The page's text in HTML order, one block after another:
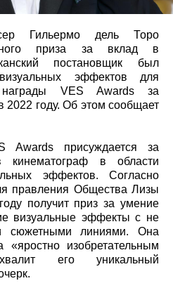
Гильермо дель Торо
приза за вклад в
постановщик был
эффектов для
награды VES Awards за
2022 году. Об этом сообщает
Awards присуждается за
в области
эффектов. Согласно
правления Общества Лизы
получит приз за умение
визуальные эффекты с не
сюжетными линиями. Она
«яростно изобретательным
его уникальный